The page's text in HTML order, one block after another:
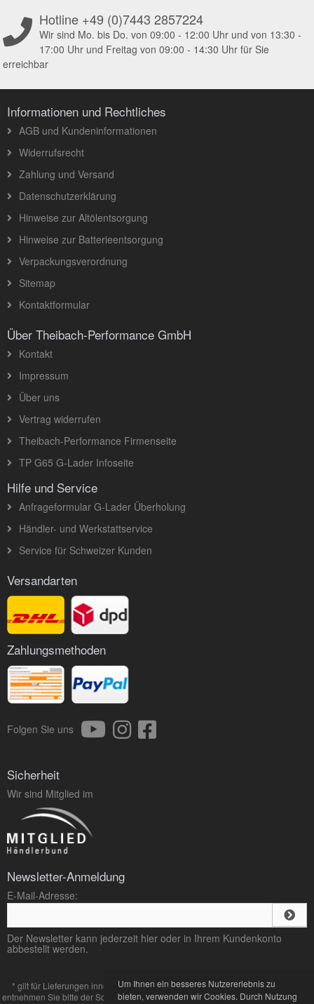
Hotline +49 (0)7443 2857224
Wir sind Mo. bis Do. von 09:00 - 12:00 Uhr und von 13:30 -
17:00 Uhr und Freitag von 09:00 - 14:30 Uhr für Sie
erreichbar
Informationen und Rechtliches
AGB und Kundeninformationen
Widerrufsrecht
Zahlung und Versand
Datenschutzerklärung
Hinweise zur Altölentsorgung
Hinweise zur Batterieentsorgung
Verpackungsverordnung
Sitemap
Kontaktformular
Über Theibach-Performance GmbH
Kontakt
Impressum
Über uns
Vertrag widerrufen
Theibach-Performance Firmenseite
TP G65 G-Lader Infoseite
Hilfe und Service
Anfrageformular G-Lader Überholung
Händler- und Werkstattservice
Service für Schweizer Kunden
Versandarten
Zahlungsmethoden
Folgen Sie uns
Sicherheit
Wir sind Mitglied im
Newsletter-Anmeldung
E-Mail-Adresse:
Der Newsletter kann jederzeit hier oder in Ihrem Kundenkonto
abbestellt werden.
* gilt für Lieferungen innerhalb Deutschlands, Lieferzeiten für andere Länder
entnehmen Sie bitte der Schaltfläche mit denZahlung und VersandBedingungen.
Um Ihnen ein besseres Nutzererlebnis zu
bieten, verwenden wir Cookies. Durch Nutzung